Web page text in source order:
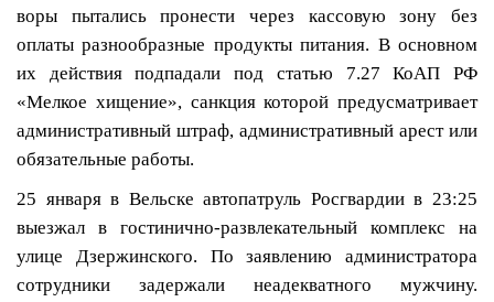
воры пытались пронести через кассовую зону без
оплаты разнообразные продукты питания. В основном
их действия подпадали под статью 7.27 КоАП РФ
«Мелкое хищение», санкция которой предусматривает
административный штраф, административный арест или
обязательные работы.
25 января в Вельске автопатруль Росгвардии в 23:25
выезжал в гостинично-развлекательный комплекс на
улице Дзержинского. По заявлению администратора
сотрудники задержали неадекватного мужчину.